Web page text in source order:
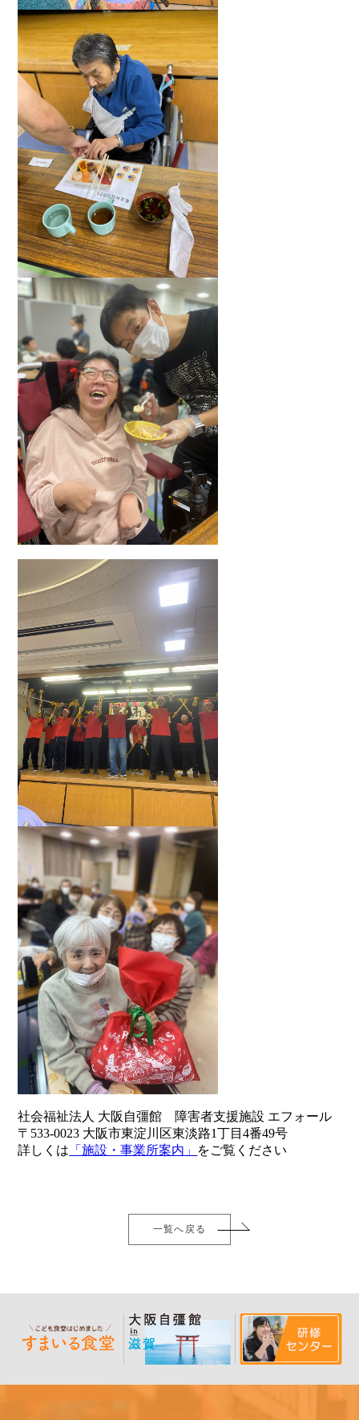
社会福祉法人 大阪自彊館 障害者支援施設 エフォール
〒533-0023 大阪市東淀川区東淡路1丁目4番49号
詳しくは 「施設・事業所案内」 をご覧ください
一覧へ戻る